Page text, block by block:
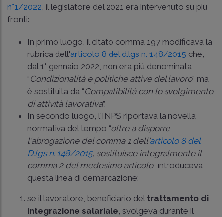
n°1/2022, il legislatore del 2021 era intervenuto su più
fronti:
In primo luogo, il citato comma 197 modificava la
rubrica dell'articolo 8 del d.lgs n. 148/2015 che,
dal 1° gennaio 2022, non era più denominata
“Condizionalità e politiche attive del lavoro” ma
è sostituita da “Compatibilità con lo svolgimento
di attività lavorativa”.
In secondo luogo, l'INPS riportava la novella
normativa del tempo “oltre a disporre
l'abrogazione del comma 1 dell'articolo 8 del
D.lgs n. 148/2015, sostituisce integralmente il
comma 2 del medesimo articolo” introduceva
questa linea di demarcazione:
se il lavoratore, beneficiario del trattamento di
integrazione salariale, svolgeva durante il